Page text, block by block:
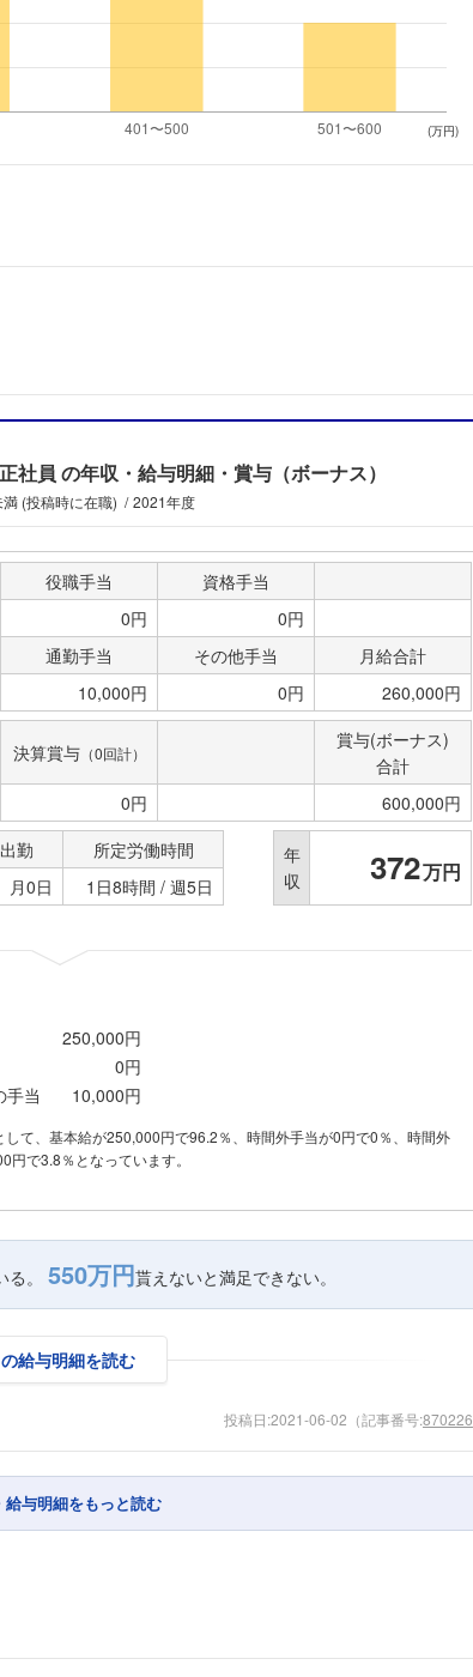
フォローしました
(万円)
正社員 の年収・給与明細・賞与（ボーナス）
(投稿時に在職) 2021年度
役職手当
資格手当
0円
0円
通勤手当 その他手当
月給合計
10,000円 0円 260,000円
決算賞与（0回計）
賞与(ボーナス)
合計
0円 600,000円
勤
所定労働時間
月0日 1日8時間 / 週5日
年
収
372万円
250,000円
0円
手当
10,000円
して、基本給が250,000円で96.2％、時間外手当が0円で0％、時間外
で3.8％となっています。
る。 550万円貰えないと満足できない。
給与明細を読む
投稿日:2021-06-02 （記事番号:870226
給与明細をもっと読む